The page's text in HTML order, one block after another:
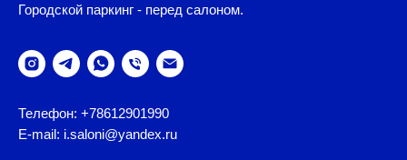
Городской паркинг - перед салоном.
Телефон: +78612901990
E-mail: i.saloni@yandex.ru